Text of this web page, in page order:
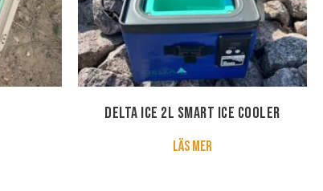
DELTA ICE 2L Smart Ice Cooler
Läs mer